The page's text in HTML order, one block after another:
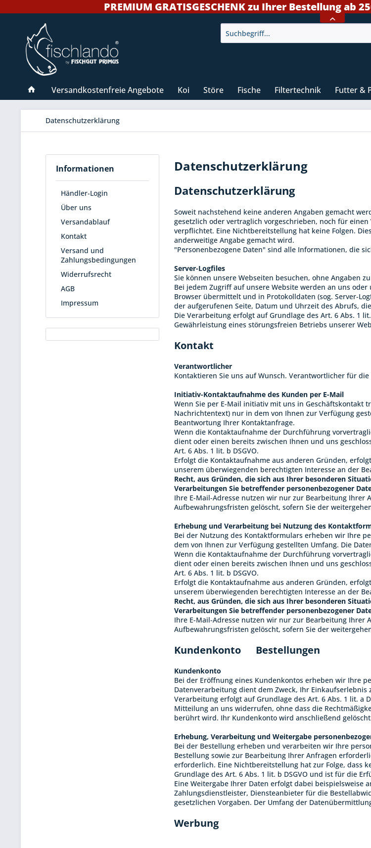
PREMIUM GRATISGESCHENK zu Ihrer Bestellung ab
Versandkostenfreie Angebote Koi Störe Fische Filtertechnik Futter &
Datenschutzerklärung
Informationen
Händler-Login
Über uns
Versandablauf
Kontakt
Versand und
Zahlungsbedingungen
Widerrufsrecht
AGB
Impressum
Datenschutzerklärung
Datenschutzerklärung
Soweit nachstehend keine anderen Angaben gemacht
gesetzlich oder vertraglich vorgeschrieben, noch für
verpflichtet. Eine Nichtbereitstellung hat keine Folgen.
anderweitige Angabe gemacht wird.
"Personenbezogene Daten" sind alle Informationen, die
Server-Logfiles
Sie können unsere Webseiten besuchen, ohne Angaben
Bei jedem Zugriff auf unsere Website werden an uns
Browser übermittelt und in Protokolldaten (sog. Server-
der aufgerufenen Seite, Datum und Uhrzeit des Abrufs,
Die Verarbeitung erfolgt auf Grundlage des Art. 6 Abs. 1
Gewährleistung eines störungsfreien Betriebs unserer
Kontakt
Verantwortlicher
Kontaktieren Sie uns auf Wunsch. Verantwortlicher für
Initiativ-Kontaktaufnahme des Kunden per E-Mail
Wenn Sie per E-Mail initiativ mit uns in Geschäftskontakt
Nachrichtentext) nur in dem von Ihnen zur Verfügung
Beantwortung Ihrer Kontaktanfrage.
Wenn die Kontaktaufnahme der Durchführung
dient oder einen bereits zwischen Ihnen und uns
Art. 6 Abs. 1 lit. b DSGVO.
Erfolgt die Kontaktaufnahme aus anderen Gründen,
unserem überwiegenden berechtigten Interesse an der
Recht, aus Gründen, die sich aus Ihrer besonderen
Verarbeitungen Sie betreffender personenbezogener
Ihre E-Mail-Adresse nutzen wir nur zur Bearbeitung Ihrer
Aufbewahrungsfristen gelöscht, sofern Sie der
Erhebung und Verarbeitung bei Nutzung des
Bei der Nutzung des Kontaktformulars erheben wir Ihre
dem von Ihnen zur Verfügung gestellten Umfang. Die
Wenn die Kontaktaufnahme der Durchführung
dient oder einen bereits zwischen Ihnen und uns
Art. 6 Abs. 1 lit. b DSGVO.
Erfolgt die Kontaktaufnahme aus anderen Gründen,
unserem überwiegenden berechtigten Interesse an der
Recht, aus Gründen, die sich aus Ihrer besonderen
Verarbeitungen Sie betreffender personenbezogener
Ihre E-Mail-Adresse nutzen wir nur zur Bearbeitung Ihrer
Aufbewahrungsfristen gelöscht, sofern Sie der
Kundenkonto Bestellungen
Kundenkonto
Bei der Eröffnung eines Kundenkontos erheben wir Ihre
Datenverarbeitung dient dem Zweck, Ihr
Verarbeitung erfolgt auf Grundlage des Art. 6 Abs. 1 lit. a
Mitteilung an uns widerrufen, ohne dass die
berührt wird. Ihr Kundenkonto wird anschließend
Erhebung, Verarbeitung und Weitergabe
Bei der Bestellung erheben und verarbeiten wir Ihre
Bestellung sowie zur Bearbeitung Ihrer Anfragen
erforderlich. Eine Nichtbereitstellung hat zur Folge, dass
Grundlage des Art. 6 Abs. 1 lit. b DSGVO und ist für die
Eine Weitergabe Ihrer Daten erfolgt dabei
Zahlungsdienstleister, Diensteanbieter für die
gesetzlichen Vorgaben. Der Umfang der
Werbung